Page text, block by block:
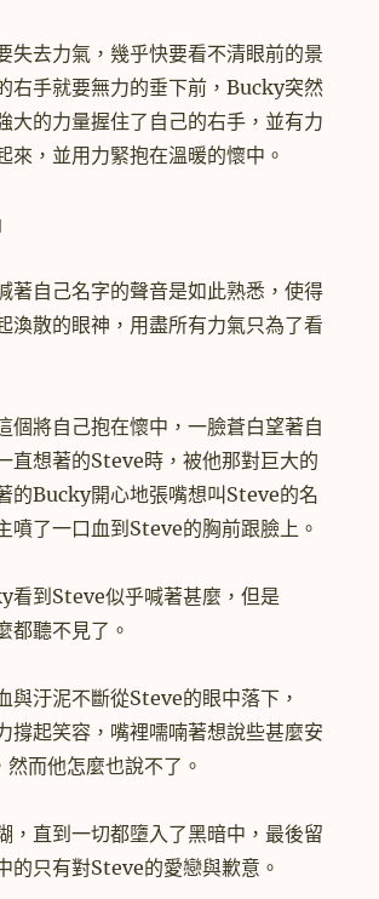
失去力氣，幾乎快要看不清眼前的景
右手就要無力的垂下前，Bucky突然
大的力量握住了自己的右手，並有力
來，並用力緊抱在溫暖的懷中。
著自己名字的聲音是如此熟悉，使得
渙散的眼神，用盡所有力氣只為了看
個將自己抱在懷中，一臉蒼白望著自
直想著的Steve時，被他那對巨大的
的Bucky開心地張嘴想叫Steve的名
噴了一口血到Steve的胸前跟臉上。
看到Steve似乎喊著甚麼，但是
都聽不見了。
與汙泥不斷從Steve的眼中落下，
撐起笑容，嘴裡嚅喃著想說些甚麼安
而他怎麼也說不了。
，直到一切都墮入了黑暗中，最後留
的只有對Steve的愛戀與歉意。